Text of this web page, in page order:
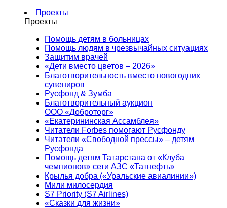
Проекты
Проекты
Помощь детям в больницах
Помощь людям в чрезвычайных ситуациях
Защитим врачей
«Дети вместо цветов – 2026»
Благотворительность вместо новогодних
сувениров
Русфонд & Зумба
Благотворительный аукцион
ООО «Доброторг»
«Екатерининская Ассамблея»
Читатели Forbes помогают Русфонду
Читатели «Свободной прессы» – детям
Русфонда
Помощь детям Татарстана от «Клуба
чемпионов» сети АЗС «Татнефть»
Крылья добра («Уральские авиалинии»)
Мили милосердия
S7 Priority (S7 Airlines)
«Сказки для жизни»